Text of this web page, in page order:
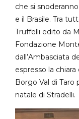
che si
e il Brasile. Tra
Truffelli edito da
Fondazione
dall’Ambasciata
espresso la
Borgo Val di Taro
natale di Stradelli.